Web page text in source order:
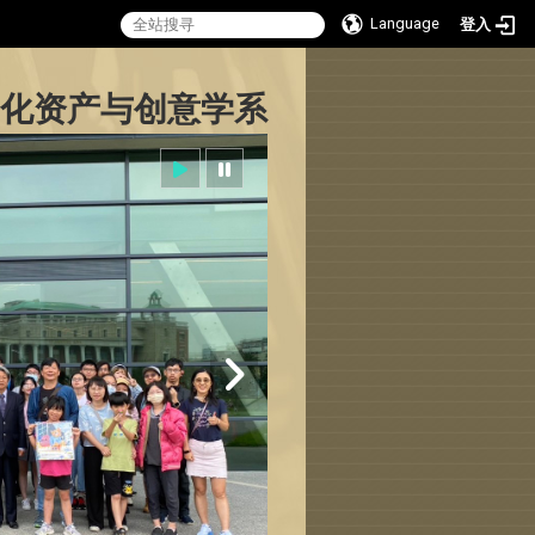
Language 登入
:::
资产与创意学系
Sitemap